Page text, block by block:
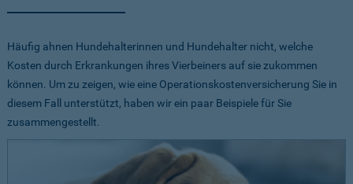
Häufig ahnen Hundehalterinnen und Hundehalter nicht, welche
Kosten durch Erkrankungen ihres Vierbeiners auf sie zukommen
können. Um zu zeigen, wie eine Operationskostenversicherung Sie in
diesem Fall unterstützt, haben wir ein paar Beispiele für Sie
zusammengestellt.